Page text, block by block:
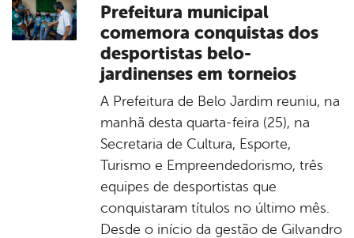
Prefeitura municipal
comemora conquistas dos
desportistas belo-
jardinenses em torneios
A Prefeitura de Belo Jardim reuniu, na
manhã desta quarta-feira (25), na
Secretaria de Cultura, Esporte,
Turismo e Empreendedorismo, três
equipes de desportistas que
conquistaram títulos no último mês.
Desde o início da gestão de Gilvandro